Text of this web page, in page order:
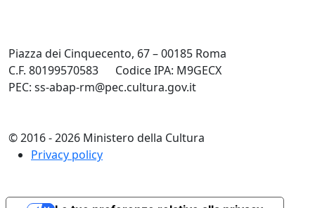
Piazza dei Cinquecento, 67 – 00185 Roma
C.F. 80199570583
Codice IPA: M9GECX
PEC: ss-abap-rm@pec.cultura.gov.it
© 2016 - 2026 Ministero della Cultura
Privacy policy